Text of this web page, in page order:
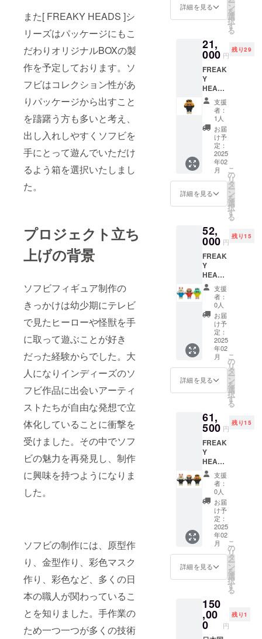
また[ FREAKY HEADS ]シ
リーズはパッケージにもこ
だわりオリジナルBOXの製
作を予定しております。ソ
フビはコレクション性があ
りパッケージから出すこと
を躊躇う方も多いと考え、
出し入れしやすくソフビを
手にとって遊んでいただけ
るよう箱を選択いたしまし
た。
プロジェクト立ち
上げの背景
ソフビフィギュア制作の
きっかけは幼少期にテレビ
で見たヒーローや怪獣を手
に取って遊ぶことが好き
だった経験からでした。大
人になりインディーズのソ
フビ作品に出会いアーティ
ストたちが自由な発想で立
体化していることに衝撃を
受けました。その中でソフ
ビの魅力を再発見し、制作
に興味を持つようになりま
した。
ソフビの制作には、原型作
り、金型作り、彩色マスク
作り、彩色など、多くの日
本の職人が関わっているこ
とを知りました。手作業の
ため一つ一つが多くの技術
は制作
延する
可能性
ます。
デザイ
なる場
合があ
りま
す。 ※
リター
ンの提
供時期
は制作
の進行
状況に
より遅
延する
可能性
があり
ます。
HEADS
]の
「Nyan
」クラ
ファン
限定
colorで
す。 全
高 : 約
17㎝ 横
幅 : 約
10㎝ ※
画像は
イメー
ジで
す。実
際の商
品とは
デザイ
ン、色
合があ
りま
す。 ※
リター
ンの提
供時期
は制作
の進行
状況に
より遅
延する
可能性
があり
ます。
詳細を見る ン
を
選
択
す
る
21,
000 円
残り29
FREAK
Y
HEADS
クラ
ファン
限定カ
ラー T･
ソフビ[
FREAK
HEADS
]の「T･
T 」ク
ラファ
ン限定
す。 全
高 : 約
15㎝ 横
幅 : 約
10㎝ ※
画像は
イメー
ジで
す。実
際の商
品とは
デザイ
ン、色
味、仕
様が異
なる場
合があ
ンの提
供時期
は制作
の進行
状況に
より遅
延する
可能性
があり
ます。
支援
者：
1人
お届
け予
定：
2025
年02
月
詳細を見る
こ
の
リ
タ
ー
ン
を
選
択
す
る
52,
000 円
残り15
FREAK
Y
HEADS
1st
color 3
体セッ
ト ・
Johnny
Burger
・Nyan
Fortune
・T･T
新作ソ
フビ[
FREAK
Y
]の1st
color 3
体セッ
トで
す。 ・
Johnny
Burger
全高 :
約14㎝
横幅 :
約10㎝
・Nyan
Fortune
全高 :
約17㎝
横幅 :
約10㎝
横幅 :
約10㎝
※画像は
イメー
支援
者：
0人
お届
け予
定：
2025
年02
月
詳細を見る
こ
の
リ
タ
ー
ン
を
選
択
す
る
61,
500 円
残り15
FREAK
Y
HEADS
クラ
ファン
限定カ
ラー 3
体セッ
ト ・
Johnny
Burger
・Nyan
Fortune
・T･T
新作ソ
フビ[
Y
HEADS
]のクラ
ファン
支援
者：
0人
お届
け予
定：
2025
年02
月
詳細を見る
こ
の
リ
タ
ー
ン
を
選
択
す
る
150
,00
0 円
残り1